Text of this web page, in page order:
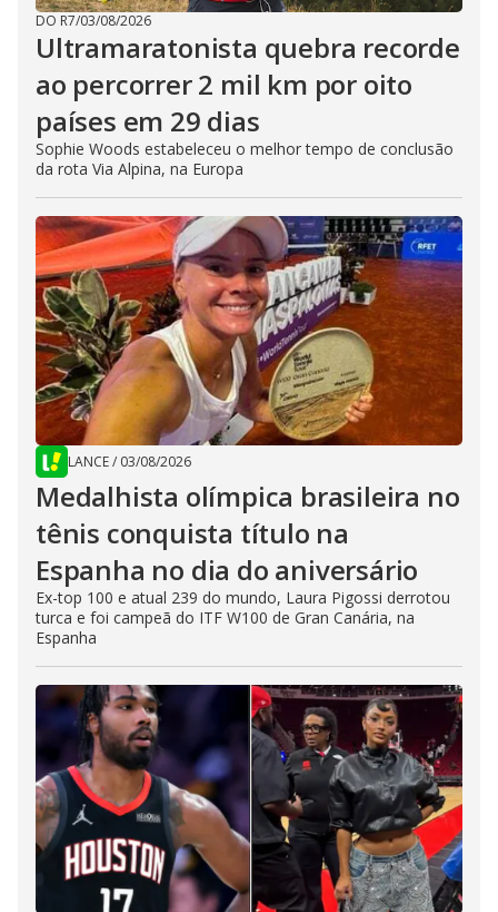
DO R7/03/08/2026
Ultramaratonista quebra recorde
ao percorrer 2 mil km por oito
países em 29 dias
Sophie Woods estabeleceu o melhor tempo de conclusão
da rota Via Alpina, na Europa
LANCE/ 03/08/2026
Medalhista olímpica brasileira no
tênis conquista título na
Espanha no dia do aniversário
Ex-top 100 e atual 239 do mundo, Laura Pigossi derrotou
turca e foi campeã do ITF W100 de Gran Canária, na
Espanha